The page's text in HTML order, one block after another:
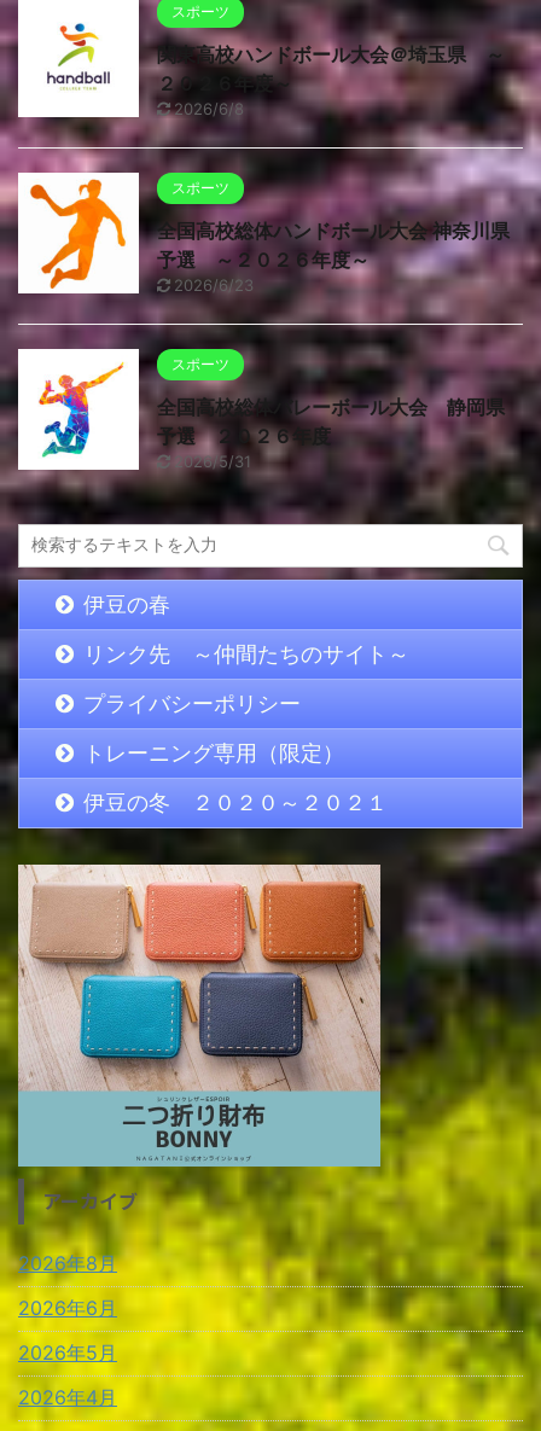
スポーツ
関東高校ハンドボール大会＠埼玉県 ～
２０２６年度～
2026/6/8
スポーツ
全国高校総体ハンドボール大会 神奈川県
予選 ～２０２６年度～
2026/6/23
スポーツ
全国高校総体バレーボール大会 静岡県
予選 ２０２６年度
2026/5/31
伊豆の春
リンク先 ～仲間たちのサイト～
プライバシーポリシー
トレーニング専用（限定）
伊豆の冬 ２０２０～２０２１
アーカイブ
2026年8月
2026年6月
2026年5月
2026年4月